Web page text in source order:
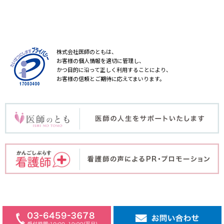
株式会社医師のともは、
お客様の個人情報を適切に管理し、
かつ目的に沿って正しく利用することにより、
お客様の信頼とご期待に応えてまいります。
COPYRIGHT © ISHINOTOMO Inc. ALL RIGHT RESERVED.